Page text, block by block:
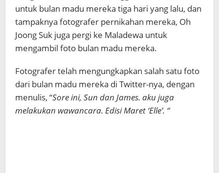
untuk bulan madu mereka tiga hari yang lalu, dan
tampaknya fotografer pernikahan mereka, Oh
Joong Suk juga pergi ke Maladewa untuk
mengambil foto bulan madu mereka.
Fotografer telah mengungkapkan salah satu foto
dari bulan madu mereka di Twitter-nya, dengan
menulis, “Sore ini, Sun dan James. aku juga
melakukan wawancara. Edisi Maret ‘Elle’. “